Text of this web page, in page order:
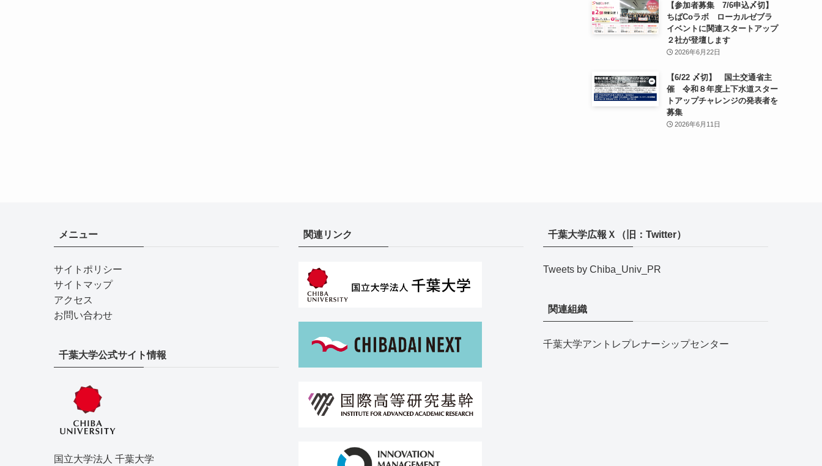
【参加者募集 7/6申込〆切】
ちばCoラボ ローカルゼブラ
イベントに関連スタートアップ
２社が登壇します
2026年6月22日
【6/22 〆切】 国土交通省主
催 令和８年度上下水道スター
トアップチャレンジの発表者を
募集
2026年6月11日
メニュー
サイトポリシー
サイトマップ
アクセス
お問い合わせ
千葉大学公式サイト情報
国立大学法人 千葉大学
関連リンク 千葉大学広報Ｘ（旧：Twitter）
Tweets by Chiba_Univ_PR
関連組織
千葉大学アントレプレナーシップセンター